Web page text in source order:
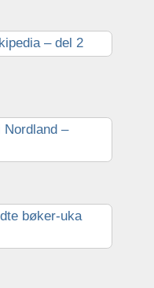
– del 2
Nordland –
bøker-uka